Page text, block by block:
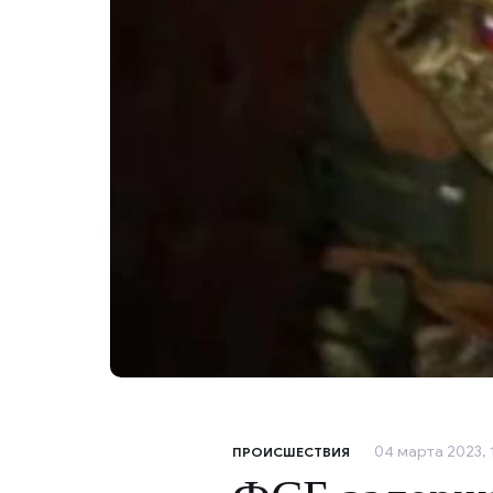
ПРОИСШЕСТВИЯ 04 марта 2023,